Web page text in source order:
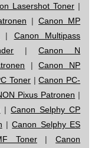
Lasershot Toner |
| Canon MP
| Canon Multipass
|Canon N
|Canon NP
Toner |Canon PC-
Pixus Patronen |
|Canon Selphy CP
|Canon Selphy ES
Toner|Canon